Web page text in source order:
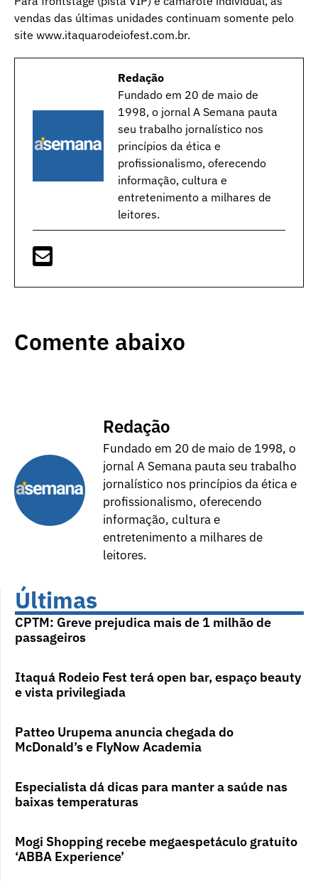
vendas das últimas unidades continuam somente pelo
site www.itaquarodeiofest.com.br.
Redação
Fundado em 20 de maio de
1998, o jornal A Semana pauta
seu trabalho jornalístico nos
princípios da ética e
profissionalismo, oferecendo
informação, cultura e
entretenimento a milhares de
leitores.
Comente abaixo
Redação
Fundado em 20 de maio de 1998, o
jornal A Semana pauta seu trabalho
jornalístico nos princípios da ética e
profissionalismo, oferecendo
informação, cultura e
entretenimento a milhares de
leitores.
Últimas
CPTM: Greve prejudica mais de 1 milhão de
passageiros
Itaquá Rodeio Fest terá open bar, espaço beauty
e vista privilegiada
Patteo Urupema anuncia chegada do
McDonald’s e FlyNow Academia
Especialista dá dicas para manter a saúde nas
baixas temperaturas
Mogi Shopping recebe megaespetáculo gratuito
‘ABBA Experience’